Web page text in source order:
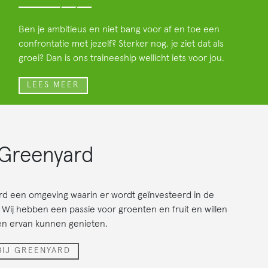
Ben je ambitieus en niet bang voor af en toe een
confrontatie met jezelf? Sterker nog, je ziet dat als
groei? Dan is ons traineeship wellicht iets voor jou.
LEES MEER
een omgeving waarin er wordt geïnvesteerd in de
hebben een passie voor groenten en fruit en willen
ervan kunnen genieten.
GREENYARD